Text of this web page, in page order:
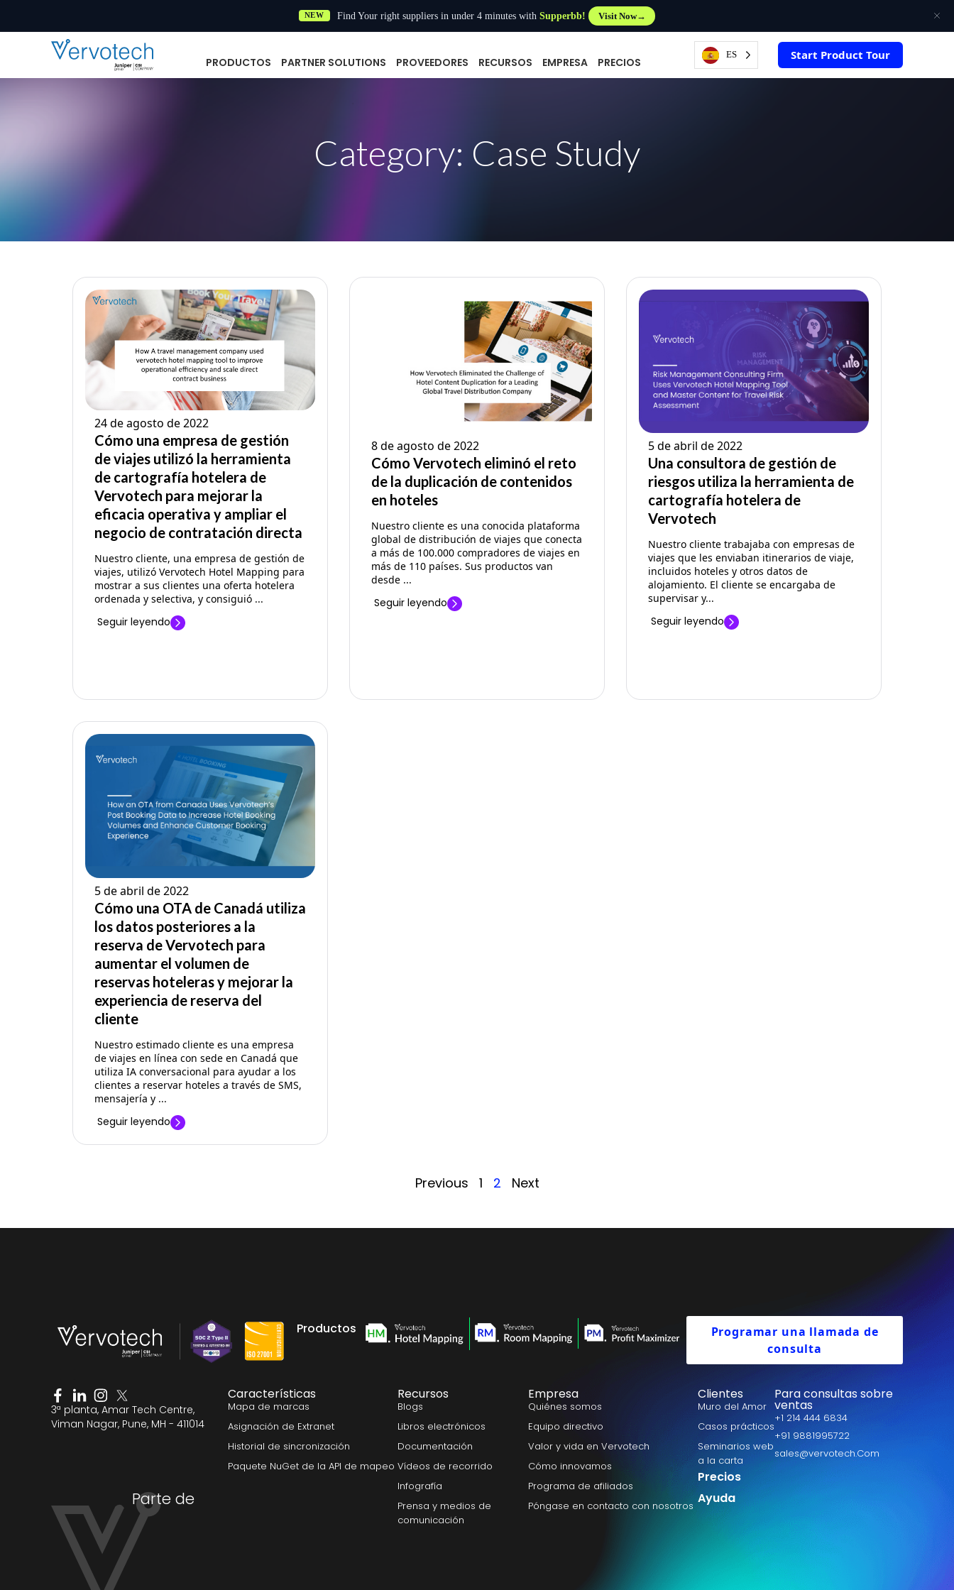
NEW Find Your right suppliers in under 4 minutes withSupperbb! Visit Now
PRODUCTOS PARTNER SOLUTIONS PROVEEDORES RECURSOS EMPRESA PRECIOS
ES Start Product Tour
Category: Case Study
24 de agosto de 2022
Cómo una empresa de gestión
de viajes utilizó la herramienta
de cartografía hotelera de
Vervotech para mejorar la
eficacia operativa y ampliar el
negocio de contratación directa
Nuestro cliente, una empresa de gestión de
viajes, utilizó Vervotech Hotel Mapping para
mostrar a sus clientes una oferta hotelera
ordenada y selectiva, y consiguió ...
Seguir leyendo
8 de agosto de 2022
Cómo Vervotech eliminó el reto
de la duplicación de contenidos
en hoteles
Nuestro cliente es una conocida plataforma
global de distribución de viajes que conecta
a más de 100.000 compradores de viajes en
más de 110 países. Sus productos van
desde ...
Seguir leyendo
5 de abril de 2022
Una consultora de gestión de
riesgos utiliza la herramienta de
cartografía hotelera de
Vervotech
Nuestro cliente trabajaba con empresas de
viajes que les enviaban itinerarios de viaje,
incluidos hoteles y otros datos de
alojamiento. El cliente se encargaba de
supervisar y...
Seguir leyendo
5 de abril de 2022
Cómo una OTA de Canadá utiliza
los datos posteriores a la
reserva de Vervotech para
aumentar el volumen de
reservas hoteleras y mejorar la
experiencia de reserva del
cliente
Nuestro estimado cliente es una empresa
de viajes en línea con sede en Canadá que
utiliza IA conversacional para ayudar a los
clientes a reservar hoteles a través de SMS,
mensajería y ...
Seguir leyendo
Previous 1 2 Next
Productos
Programar una llamada de
consulta
3ª planta, Amar Tech Centre,
Viman Nagar, Pune, MH - 411014
Características
Mapa de marcas
Asignación de Extranet
Historial de sincronización
Paquete NuGet de la API de mapeo
Recursos
Blogs
Libros electrónicos
Documentación
Vídeos de recorrido
Infografía
Prensa y medios de
comunicación
Empresa
Quiénes somos
Equipo directivo
Valor y vida en Vervotech
Cómo innovamos
Programa de afiliados
Póngase en contacto con nosotros
Clientes
Muro del Amor
Casos prácticos
Seminarios web
a la carta
Precios
Ayuda
Para consultas sobre
ventas
+1 214 444 6834
+91 9881995722
sales@vervotech.Com
Parte de